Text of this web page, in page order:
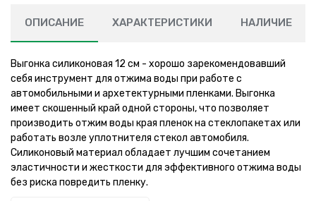
ОПИСАНИЕ ХАРАКТЕРИСТИКИ НАЛИЧИЕ
Выгонка силиконовая 12 см - хорошо зарекомендовавший
себя инструмент для отжима воды при работе с
автомобильными и архетектурными пленками. Выгонка
имеет скошенный край одной стороны, что позволяет
производить отжим воды края пленок на стеклопакетах или
работать возле уплотнителя стекол автомобиля.
Силиконовый материал обладает лучшим сочетанием
эластичности и жесткости для эффективного отжима воды
без риска повредить пленку.